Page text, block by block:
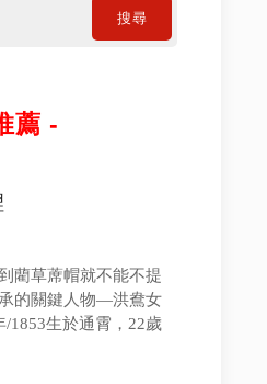
搜尋
薦 -
藺草蓆帽就不能不提
的關鍵人物—洪鴦女
1853生於通霄，22歲